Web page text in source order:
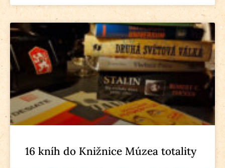
16 kníh do Knižnice Múzea totality